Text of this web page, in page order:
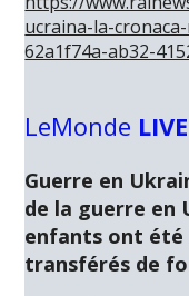
ucraina-la-
62a1f74a-ab32-
LeMonde LIVE
Guerre en
de la guerre en
enfants ont été
transférés de